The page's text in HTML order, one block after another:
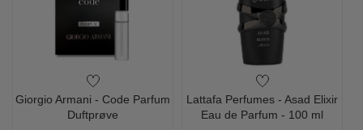
Giorgio Armani - Code Parfum
Duftprøve
Lattafa Perfumes - Asad Elixir
Eau de Parfum - 100 ml